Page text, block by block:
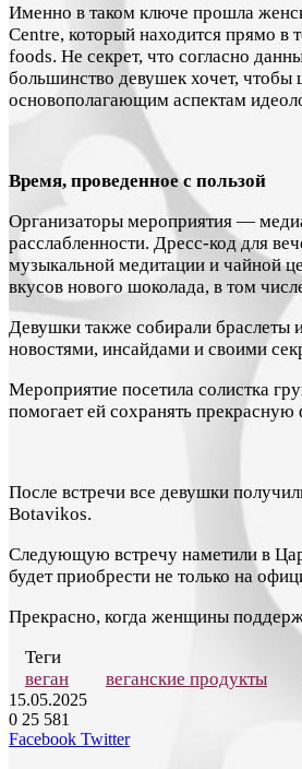
Именно в таком ключе прошла
Centre, который находится прямо
foods. Не секрет, что согласно
большинство девушек хочет, чтобы
основополагающим аспектам
Время, проведенное с пользой
Организаторы мероприятия —
расслабленности. Дресс-код для
музыкальной медитации и чайной
вкусов нового шоколада, в том
Девушки также собирали браслеты
новостями, инсайдами и своими
Мероприятие посетила солистка
помогает ей сохранять
После встречи все девушки
Botavikos.
Следующую встречу наметили в
будет приобрести не только на
Прекрасно, когда женщины
Теги
веган
веганские продукты
15.05.2025
0 25 581
Facebook TwitterLinkedIn
Tumblr
Reddit
Вконтакте
Одноклассники
Skype
Messenger
Messenger
WhatsApp
Telegram
Viber
Line
Поделиться
Печатать